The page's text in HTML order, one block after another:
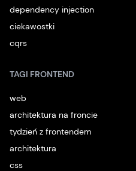
dependency injection
ciekawostki
cqrs
TAGI FRONTEND
web
architektura na froncie
tydzień z frontendem
architektura
css